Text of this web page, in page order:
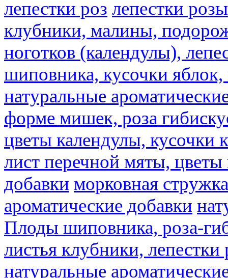
лепестки роз лепестки розы
клубники, малины,
ноготков (календулы),
шиповника, кусочки
натуральные
форме мишек, роза
цветы календулы, кусочки
лист перечной мяты,
добавки морковная стружка
ароматические добавки
Плоды шиповника, роза-
листья клубники,
натуральные